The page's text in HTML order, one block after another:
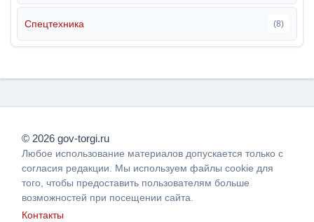
Спецтехника (8)
© 2026 gov-torgi.ru
Любое использование материалов допускается только с
согласия редакции. Мы используем файлы cookie для
того, чтобы предоставить пользователям больше
возможностей при посещении сайта.
Контакты